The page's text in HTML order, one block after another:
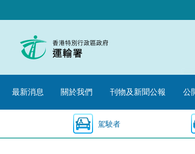
至
始
最新消息 關於我們 刊物及新聞公報 公
駕駛者